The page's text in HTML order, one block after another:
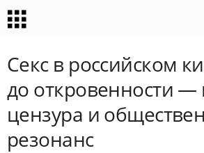
Секс в российском
до откровенности —
цензура и
резонанс